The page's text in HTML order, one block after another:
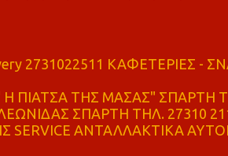
2731022511 ΚΑΦΕΤΕΡΙΕΣ -
ΠΙΑΤΣΑ ΤΗΣ ΜΑΣΑΣ" ΣΠΑΡΤΗ
ΣΠΑΡΤΗ ΤΗΛ. 27310
ΑΝΤΑΛΛΑΚΤΙΚΑ